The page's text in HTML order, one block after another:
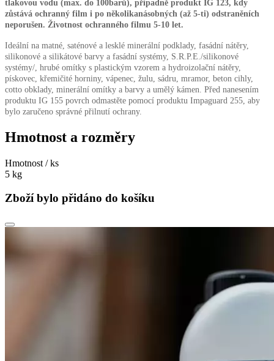
tlakovou vodu (max. do 100barů), případně produkt IG 123, kdy
zůstává ochranný film i po několikanásobných (až 5-ti) odstraněních
neporušen. Životnost ochranného filmu 5-10 let.
Ideální na matné, saténové a lesklé minerální podklady, fasádní nátěry,
silikonové a silikátové barvy a fasádní systémy, S.R.P.E./silikonové
systémy/, hrubé omítky s plastickým vzorem a hydroizolační nátěry,
pískovec, křemičité horniny, vápenec, žulu, sádru, mramor, beton cihly,
cotto obklady, minerální omítky a barvy a umělý kámen. Před nanesením
produktu IG 155 povrch odmastěte pomocí produktu Impaguard 255, aby
bylo zaručeno správné přilnutí ochrany.
Hmotnost a rozměry
Hmotnost / ks
5 kg
Zboží bylo přidáno do košíku